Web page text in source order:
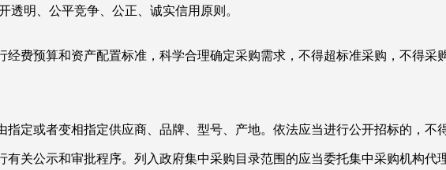
透明、公平竞争、公正、诚实信用原则。
费预算和资产配置标准，科学合理确定采购需求，不得超标准采购，不得采
定或者变相指定供应商、品牌、型号、产地。依法应当进行公开招标的，不
关公示和审批程序。列入政府集中采购目录范围的应当委托集中采购机构代